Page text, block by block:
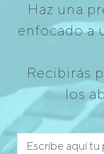
Haz una
enfocado a
Recibirás
los